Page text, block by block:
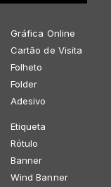
Gráfica Online
Cartão de Visita
Folheto
Folder
Adesivo
Etiqueta
Rótulo
Banner
Wind Banner